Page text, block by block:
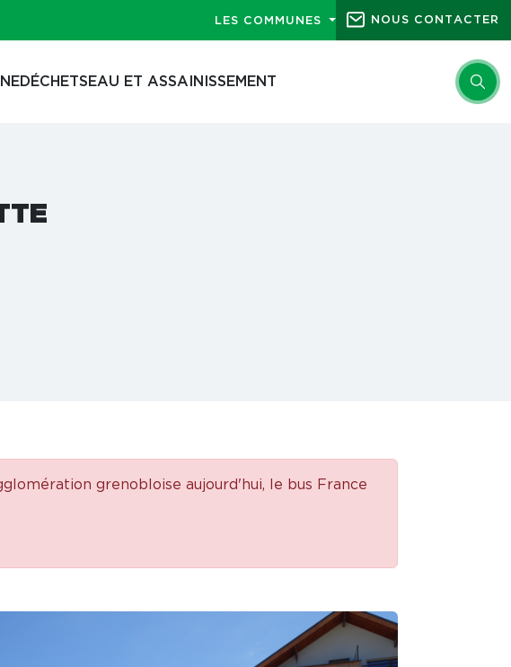
LES COMMUNES NOUS CONTACTER
DÉCHETS EAU ET ASSAINISSEMENT
grenobloise aujourd'hui, le bus France